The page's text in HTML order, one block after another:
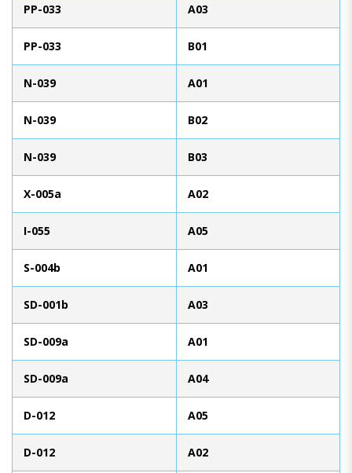
PP-033 A03
PP-033 B01
N-039 A01
N-039 B02
N-039 B03
X-005a A02
I-055 A05
S-004b A01
SD-001b A03
SD-009a A01
SD-009a A04
D-012 A05
D-012 A02